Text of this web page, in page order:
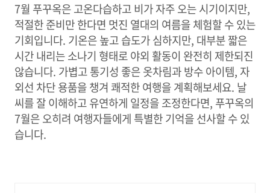
7월 푸꾸옥은 고온다습하고 비가 자주 오는 시기이지만,
적절한 준비만 한다면 멋진 열대의 여름을 체험할 수 있는
기회입니다. 기온은 높고 습도가 심하지만, 대부분 짧은
시간 내리는 소나기 형태로 야외 활동이 완전히 제한되진
않습니다. 가볍고 통기성 좋은 옷차림과 방수 아이템, 자
외선 차단 용품을 챙겨 쾌적한 여행을 계획해보세요. 날
씨를 잘 이해하고 유연하게 일정을 조정한다면, 푸꾸옥의
7월은 오히려 여행자들에게 특별한 기억을 선사할 수 있
습니다.